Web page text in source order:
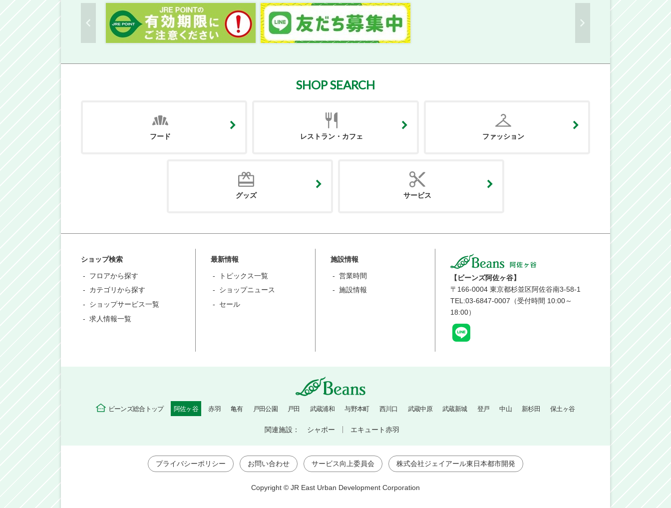
SHOP SEARCH
フード レストラン・カフェ ファッション
グッズ サービス
ショップ検索
フロアから探す
カテゴリから探す
ショップサービス一覧
求人情報一覧
最新情報
トピックス一覧
ショップニュース
セール
施設情報
営業時間
施設情報
【ビーンズ阿佐ヶ谷】
〒 166-0004 東京都杉並区阿佐谷南3-58-1
TEL:03-6847-0007（受付時間 10:00～
18:00）
ビーンズ総合トップ 阿佐ヶ谷 赤羽 亀有 戸田公園 戸田 武蔵浦和 与野本町 西川口 武蔵中原 武蔵新城 登戸 中山 新杉田 保土ヶ谷
関連施設： シャポー エキュート赤羽
プライバシーポリシー お問い合わせ サービス向上委員会 株式会社ジェイアール東日本都市開発
Copyright © JR East Urban Development Corporation